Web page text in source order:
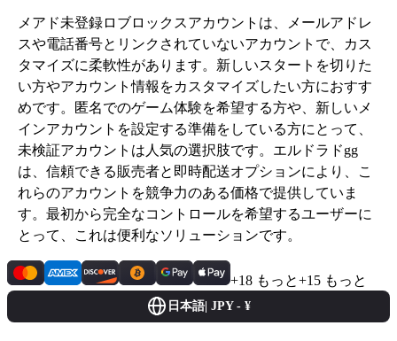
メアド未登録ロブロックスアカウントは、メールアドレ
スや電話番号とリンクされていないアカウントで、カス
タマイズに柔軟性があります。新しいスタートを切りた
い方やアカウント情報をカスタマイズしたい方におすす
めです。匿名でのゲーム体験を希望する方や、新しいメ
インアカウントを設定する準備をしている方にとって、
未検証アカウントは人気の選択肢です。エルドラドgg
は、信頼できる販売者と即時配送オプションにより、こ
れらのアカウントを競争力のある価格で提供していま
す。最初から完全なコントロールを希望するユーザーに
とって、これは便利なソリューションです。
+18 もっと+15 もっと
日本語 JPY - ¥